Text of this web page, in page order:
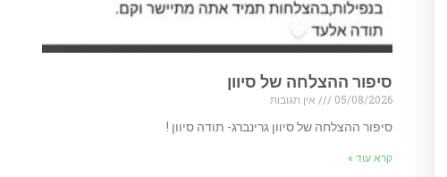
סיפור ההצלחה של סיוון
05/08/2026
אין תגובות
סיפור ההצלחה של סיוון גרינברג- תודה סיוון !
קרא עוד »